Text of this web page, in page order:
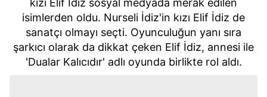
kızı Elif İdiz sosyal medyada merak edilen
isimlerden oldu. Nurseli İdiz'in kızı Elif İdiz de
sanatçı olmayı seçti. Oyunculuğun yanı sıra
şarkıcı olarak da dikkat çeken Elif İdiz, annesi ile
'Dualar Kalıcıdır' adlı oyunda birlikte rol aldı.